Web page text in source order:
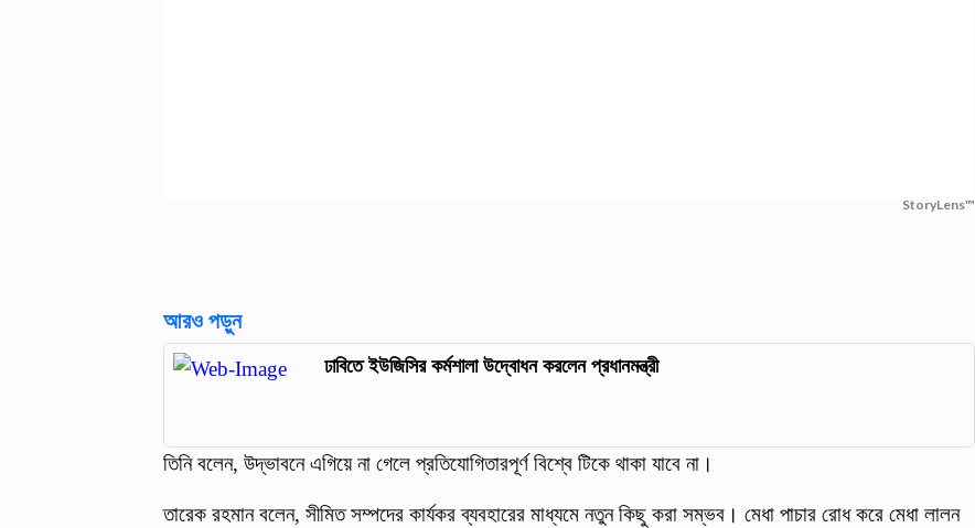
StoryLens™
আরও পড়ুন
ঢাবিতে ইউজিসির কর্মশালা উদ্বোধন করলেন প্রধানমন্ত্রী
তিনি বলেন, উদ্ভাবনে এগিয়ে না গেলে প্রতিযোগিতারপূর্ণ বিশ্বে টিকে থাকা যাবে না।
তারেক রহমান বলেন, সীমিত সম্পদের কার্যকর ব্যবহারের মাধ্যমে নতুন কিছু করা সম্ভব। মেধা পাচার রোধ করে মেধা লালন